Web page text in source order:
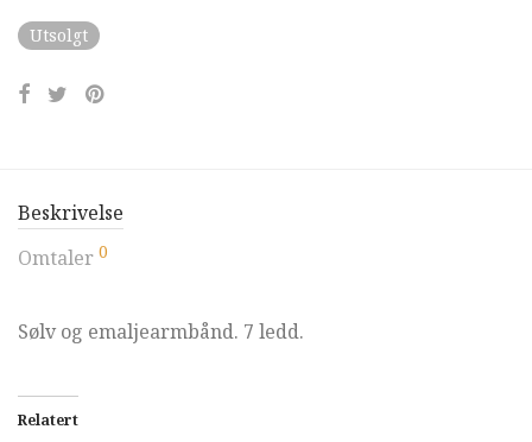
Utsolgt
Beskrivelse
Omtaler 0
Sølv og emaljearmbånd. 7 ledd.
Relatert